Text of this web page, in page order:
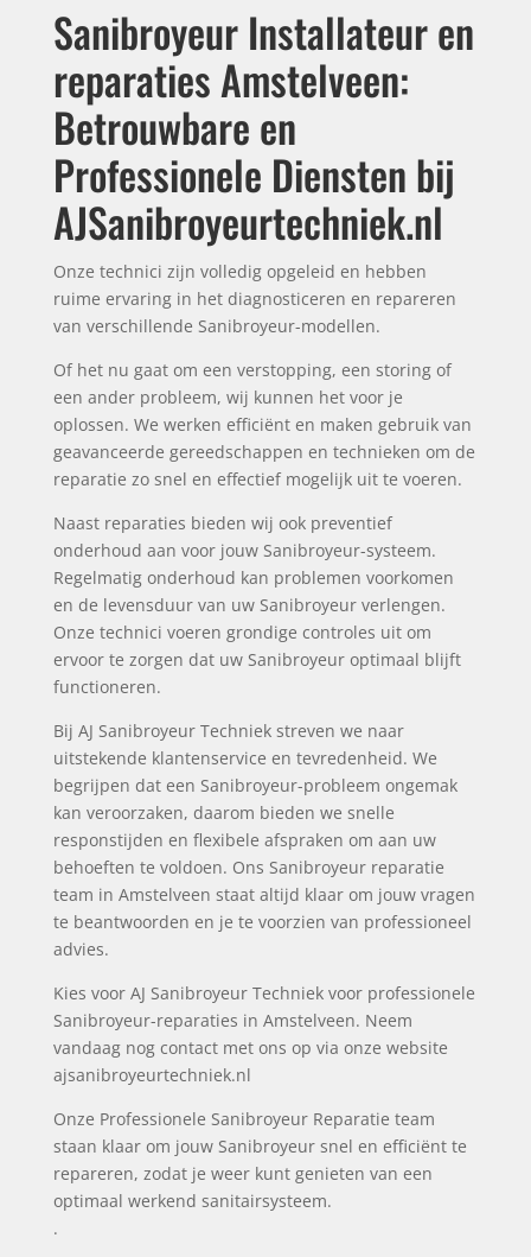
Sanibroyeur Installateur en
reparaties Amstelveen:
Betrouwbare en
Professionele Diensten bij
AJSanibroyeurtechniek.nl
Onze technici zijn volledig opgeleid en hebben
ruime ervaring in het diagnosticeren en repareren
van verschillende Sanibroyeur-modellen.
Of het nu gaat om een verstopping, een storing of
een ander probleem, wij kunnen het voor je
oplossen. We werken efficiënt en maken gebruik van
geavanceerde gereedschappen en technieken om de
reparatie zo snel en effectief mogelijk uit te voeren.
Naast reparaties bieden wij ook preventief
onderhoud aan voor jouw Sanibroyeur-systeem.
Regelmatig onderhoud kan problemen voorkomen
en de levensduur van uw Sanibroyeur verlengen.
Onze technici voeren grondige controles uit om
ervoor te zorgen dat uw Sanibroyeur optimaal blijft
functioneren.
Bij AJ Sanibroyeur Techniek streven we naar
uitstekende klantenservice en tevredenheid. We
begrijpen dat een Sanibroyeur-probleem ongemak
kan veroorzaken, daarom bieden we snelle
responstijden en flexibele afspraken om aan uw
behoeften te voldoen. Ons Sanibroyeur reparatie
team in Amstelveen staat altijd klaar om jouw vragen
te beantwoorden en je te voorzien van professioneel
advies.
Kies voor AJ Sanibroyeur Techniek voor professionele
Sanibroyeur-reparaties in Amstelveen. Neem
vandaag nog contact met ons op via onze website
ajsanibroyeurtechniek.nl
Onze Professionele Sanibroyeur Reparatie team
staan klaar om jouw Sanibroyeur snel en efficiënt te
repareren, zodat je weer kunt genieten van een
optimaal werkend sanitairsysteem.
.